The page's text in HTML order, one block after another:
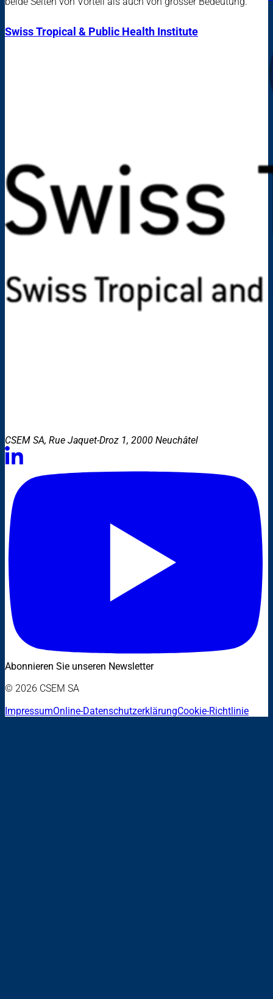
Swiss Tropical & Public Health Institute
CSEM SA, Rue Jaquet-Droz 1, 2000 Neuchâtel
Abonnieren Sie unseren Newsletter
© 2026 CSEM SA
ImpressumOnline-DatenschutzerklärungCookie-Richtlinie